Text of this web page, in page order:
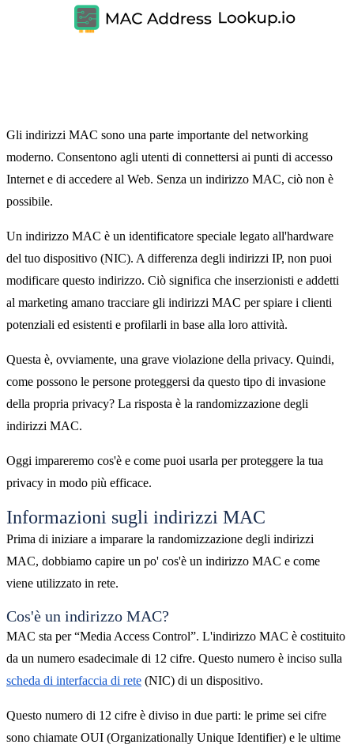
Gli indirizzi MAC sono una parte importante del networking
moderno. Consentono agli utenti di connettersi ai punti di accesso
Internet e di accedere al Web. Senza un indirizzo MAC, ciò non è
possibile.
Un indirizzo MAC è un identificatore speciale legato all'hardware
del tuo dispositivo (NIC). A differenza degli indirizzi IP, non puoi
modificare questo indirizzo. Ciò significa che inserzionisti e addetti
al marketing amano tracciare gli indirizzi MAC per spiare i clienti
potenziali ed esistenti e profilarli in base alla loro attività.
Questa è, ovviamente, una grave violazione della privacy. Quindi,
come possono le persone proteggersi da questo tipo di invasione
della propria privacy? La risposta è la randomizzazione degli
indirizzi MAC.
Oggi impareremo cos'è e come puoi usarla per proteggere la tua
privacy in modo più efficace.
Informazioni sugli indirizzi MAC
Prima di iniziare a imparare la randomizzazione degli indirizzi
MAC, dobbiamo capire un po' cos'è un indirizzo MAC e come
viene utilizzato in rete.
Cos'è un indirizzo MAC?
MAC sta per “Media Access Control”. L'indirizzo MAC è costituito
da un numero esadecimale di 12 cifre. Questo numero è inciso sulla
scheda di interfaccia di rete (NIC) di un dispositivo.
Questo numero di 12 cifre è diviso in due parti: le prime sei cifre
sono chiamate OUI (Organizationally Unique Identifier) ​​e le ultime